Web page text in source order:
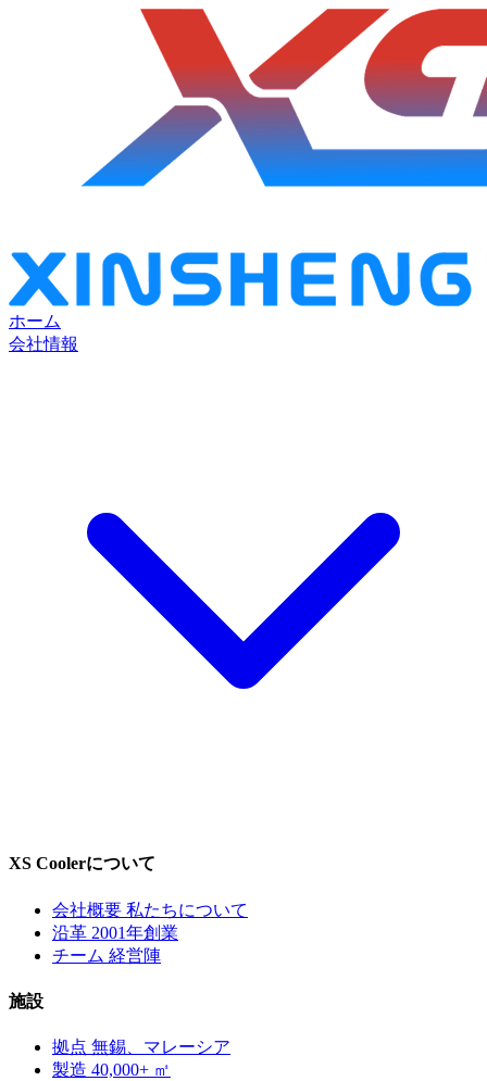
ホーム
会社情報
XS Coolerについて
会社概要 私たちについて
沿革 2001年創業
チーム 経営陣
施設
拠点 無錫、マレーシア
製造 40,000+ ㎡